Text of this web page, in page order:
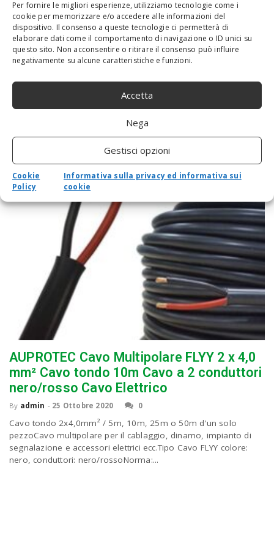
Per fornire le migliori esperienze, utilizziamo tecnologie come i
cookie per memorizzare e/o accedere alle informazioni del
dispositivo. Il consenso a queste tecnologie ci permetterà di
elaborare dati come il comportamento di navigazione o ID unici su
questo sito. Non acconsentire o ritirare il consenso può influire
negativamente su alcune caratteristiche e funzioni.
Accetta
Nega
Gestisci opzioni
Cookie
Policy
Informativa sulla privacy ed informativa sui
cookie
Philips Sonicare DiamondClean Smart
completa Oral Care, con custodia da
viaggio, 5 modalità
Prezzo: (alla data del - Dettagli)
AUPROTEC Cavo Multipolare FLYY 2 x 4,0
mm² Cavo tondo 10m Cavo a 2 conduttori
nero/rosso Cavo Elettrico
By admin - 25 Ottobre 2020 0
Cavo tondo 2x4,0mm² / 5m, 10m, 25m o 50m d'un solo
pezzoCavo multipolare per il cablaggio, dinamo, impianto di
segnalazione e accessori elettrici ecc.Tipo Cavo FLYY colore:
nero, conduttori: nero/rossoNorma:...